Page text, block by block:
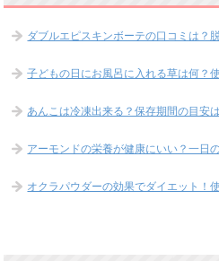
ダブルエピスキンボーテの口コミは？
子どもの日にお風呂に入れる草は何？
あんこは冷凍出来る？保存期間の目安
アーモンドの栄養が健康にいい？一日
オクラパウダーの効果でダイエット！